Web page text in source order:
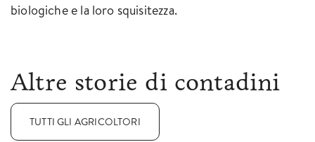
biologiche e la loro squisitezza.
Altre storie di contadini
TUTTI GLI AGRICOLTORI